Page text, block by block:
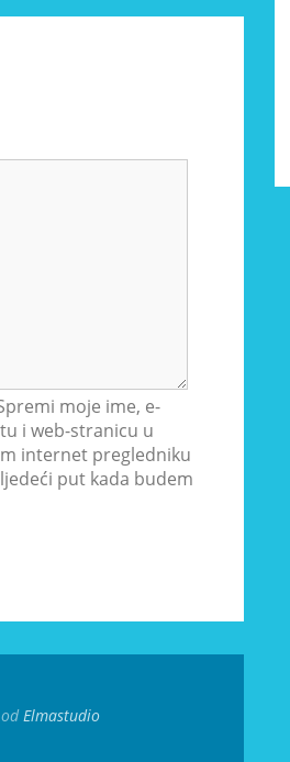
moje ime, e-
i web-stranicu u
internet pregledniku
put kada budem
odElmastudio